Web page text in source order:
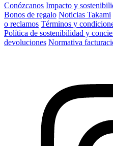
Conózcanos Impacto y
Bonos de regalo Noticias Takami
o reclamos Términos y
Política de sostenibilidad y
devoluciones Normativa